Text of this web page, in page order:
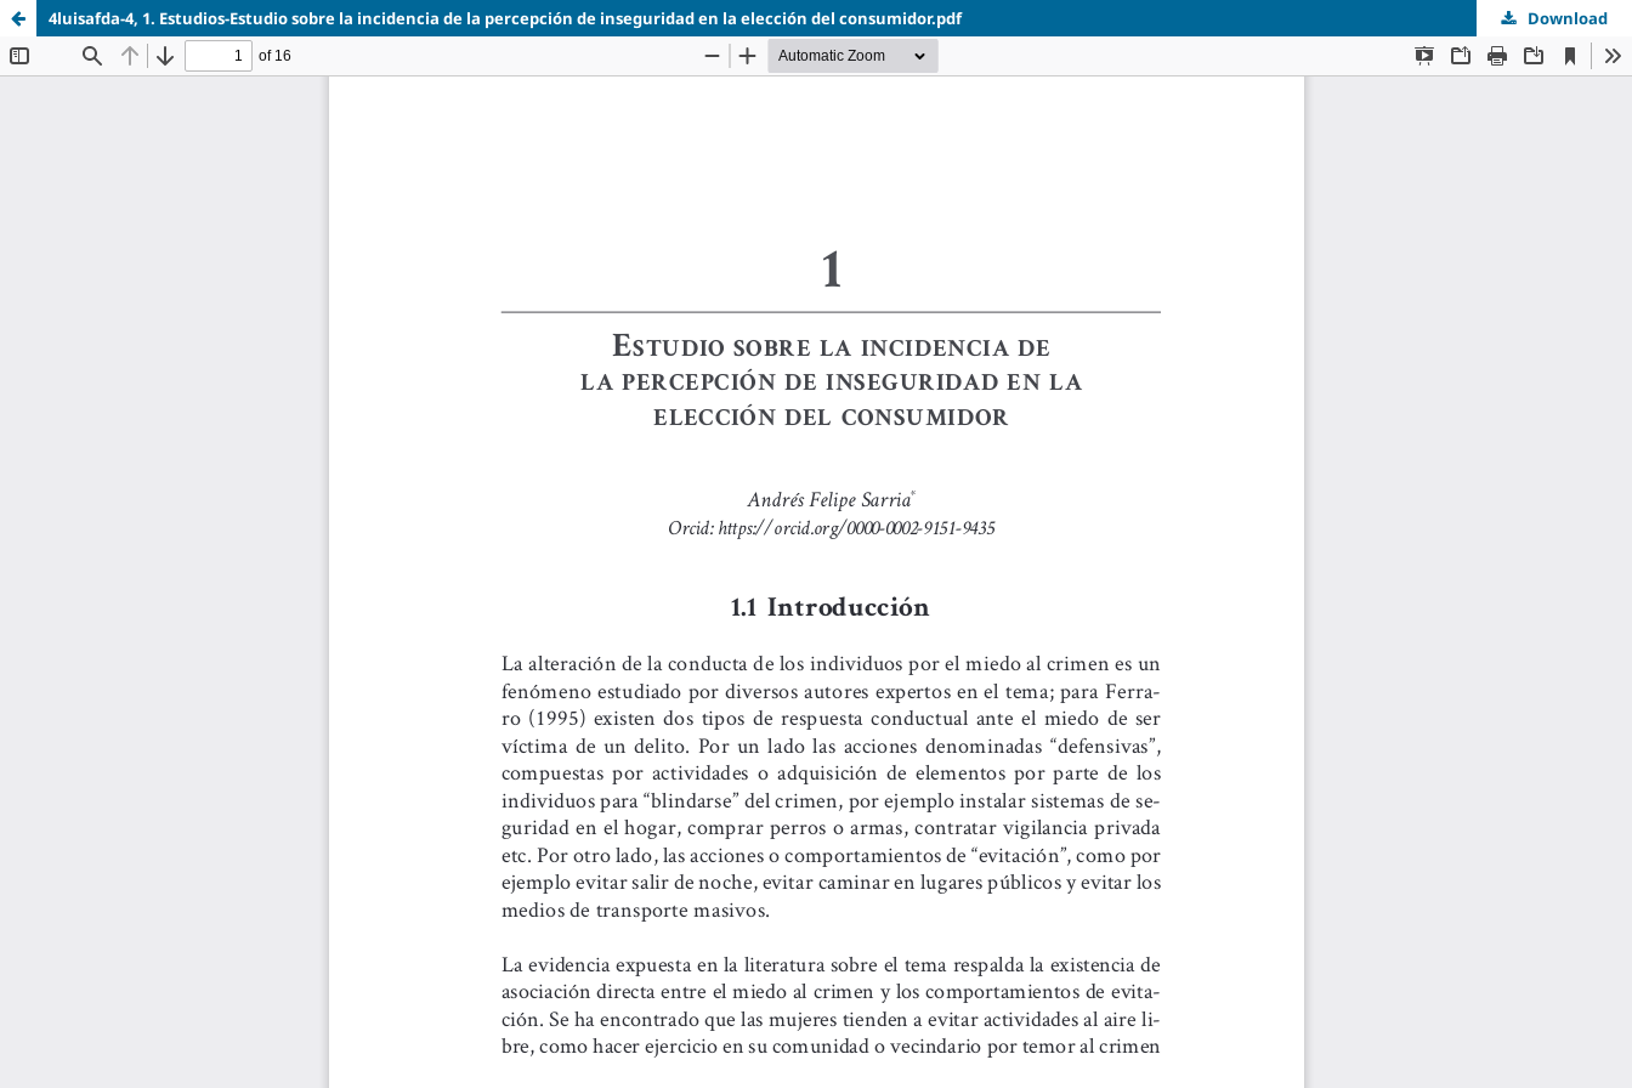
4luisafda-4, 1. Estudios-Estudio sobre la incidencia de la percepción de inseguridad en la elección del consumidor.pdf Download